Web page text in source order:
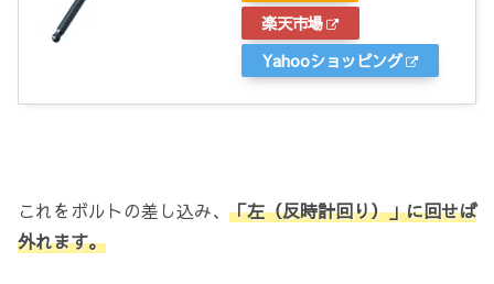
楽天市場
Yahooショッピング
これをボルトの差し込み、 「左（反時計回り）」に回せば
外れます。